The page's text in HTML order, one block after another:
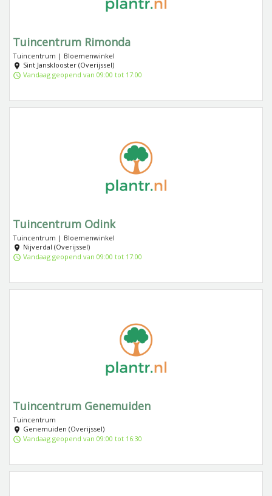
Tuincentrum Rimonda
Tuincentrum | Bloemenwinkel
Sint Jansklooster (Overijssel)
Vandaag geopend van 09:00 tot 17:00
Tuincentrum Odink
Tuincentrum | Bloemenwinkel
Nijverdal (Overijssel)
Vandaag geopend van 09:00 tot 17:00
Tuincentrum Genemuiden
Tuincentrum
Genemuiden (Overijssel)
Vandaag geopend van 09:00 tot 16:30